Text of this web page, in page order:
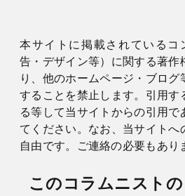
本サイトに掲載されているコ
告・デザイン等）に関する著作
り、他のホームページ・ブログ
することを禁止します。引用す
る等して当サイトからの引用で
てください。なお、当サイトへ
自由です。ご連絡の必要もあり
このコラムニスト